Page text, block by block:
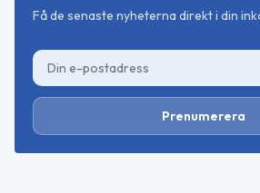
Få de senaste nyheterna direkt i din
Prenumerera